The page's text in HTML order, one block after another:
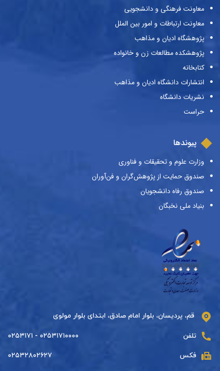
معاونت فرهنگی و دانشجویی
معاونت ارتباطات و امور بین الملل
پژوهشگاه ادیان و مذاهب
پژوهشکده مطالعات زن و خانواده
کتابخانه
انتشارات دانشگاه ادیان و مذاهب
نشریات دانشگاه
حراست
پیوندها
وزارت علوم و تحقیقات و فناوری
صندوق حمایت از پژوهش‌گران و فن‌آوران
صندوق رفاه دانشجویان
بنیاد ملی نخبگان
قم، پردیسان، بلوار امام صادق، ابتدای بلوار مولوی
تلفن ۰۲۵۳۱۷۱۰۰۰۰ - ۰۲۵۳۱۷۱
فکس ۰۲۵۳۲۸۰۲۶۲۷